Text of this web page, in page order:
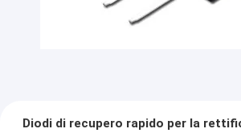
Diodi di recupero rapido per la